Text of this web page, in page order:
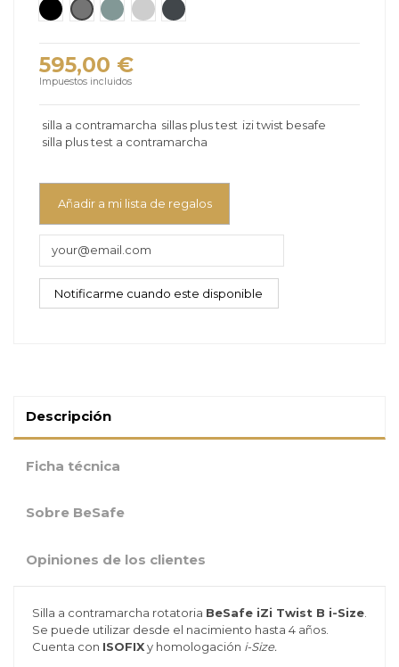
Fresh Black Cab – negro
Melànge Metallic - gris
Melànge Sea Green - verde claro
Peak Mesh - gris claro
Antracite Mesh - Gris negro
595,00 €
Impuestos incluidos
silla a contramarcha sillas plus test izi twist besafe
silla plus test a contramarcha
Añadir a mi lista de regalos
Descripción
Ficha técnica
Sobre BeSafe
Opiniones de los clientes
Silla a contramarcha rotatoria BeSafe iZi Twist B i-Size.
Se puede utilizar desde el nacimiento hasta 4 años.
Cuenta con ISOFIXy homologación i-Size.